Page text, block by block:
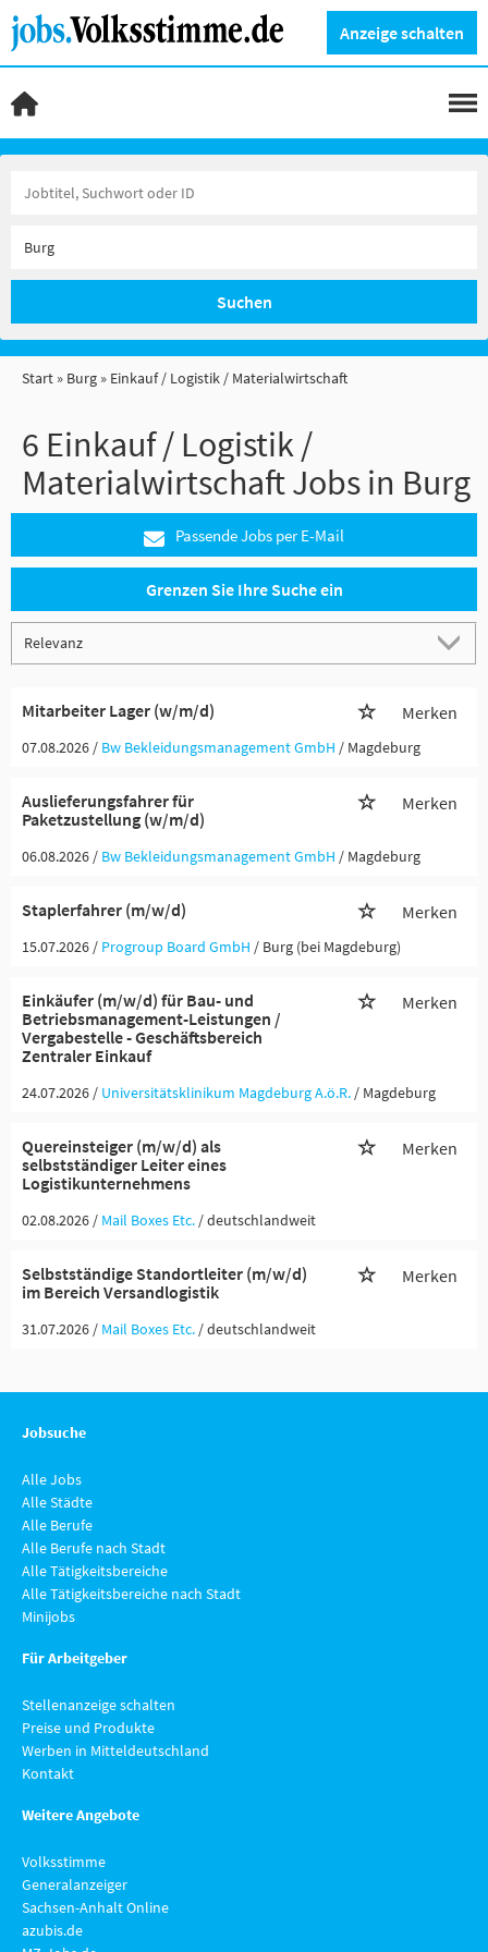
Anzeige schalten
Suchen
Start Burg Einkauf / Logistik / Materialwirtschaft
6 Einkauf / Logistik /
Materialwirtschaft Jobs in Burg
Passende Jobs per E-Mail
Grenzen Sie Ihre Suche ein
Mitarbeiter Lager (w/m/d) Merken
07.08.2026 / Bw Bekleidungsmanagement GmbH / Magdeburg
Auslieferungsfahrer für
Paketzustellung (w/m/d)
Merken
06.08.2026 / Bw Bekleidungsmanagement GmbH / Magdeburg
Staplerfahrer (m/w/d) Merken
15.07.2026 / Progroup Board GmbH / Burg (bei Magdeburg)
Einkäufer (m/w/d) für Bau- und
Betriebsmanagement-Leistungen /
Vergabestelle - Geschäftsbereich
Zentraler Einkauf
Merken
24.07.2026 / Universitätsklinikum Magdeburg A.ö.R. / Magdeburg
Quereinsteiger (m/w/d) als
selbstständiger Leiter eines
Logistikunternehmens
Merken
02.08.2026 / Mail Boxes Etc. / deutschlandweit
Selbstständige Standortleiter (m/w/d)
im Bereich Versandlogistik
Merken
31.07.2026 / Mail Boxes Etc. / deutschlandweit
Jobsuche
Alle Jobs
Alle Städte
Alle Berufe
Alle Berufe nach Stadt
Alle Tätigkeitsbereiche
Alle Tätigkeitsbereiche nach Stadt
Minijobs
Für Arbeitgeber
Stellenanzeige schalten
Preise und Produkte
Werben in Mitteldeutschland
Kontakt
Weitere Angebote
Volksstimme
Generalanzeiger
Sachsen-Anhalt Online
azubis.de